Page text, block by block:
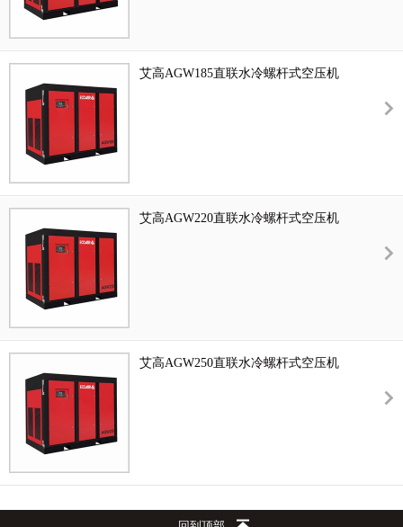
艾高AGW185直联水冷螺杆式空压机
艾高AGW220直联水冷螺杆式空压机
艾高AGW250直联水冷螺杆式空压机